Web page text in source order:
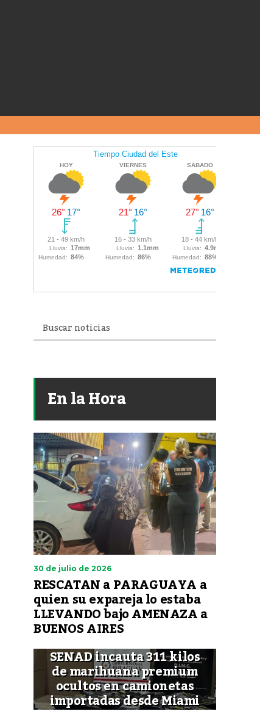
En la Hora
30 de julio de 2026
RESCATAN a PARAGUAYA a
quien su expareja lo estaba
LLEVANDO bajo AMENAZA a
BUENOS AIRES
SENAD incauta 311 kilos
de marihuana premium
ocultos en camionetas
importadas desde Miami